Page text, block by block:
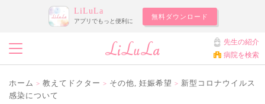
LiLuLa
アプリでもっと便利に
無料ダウンロード
先生の紹介
病院を検索
ホーム > 教えてドクター > その他, 妊娠希望 > 新型コロナウイルス
感染について